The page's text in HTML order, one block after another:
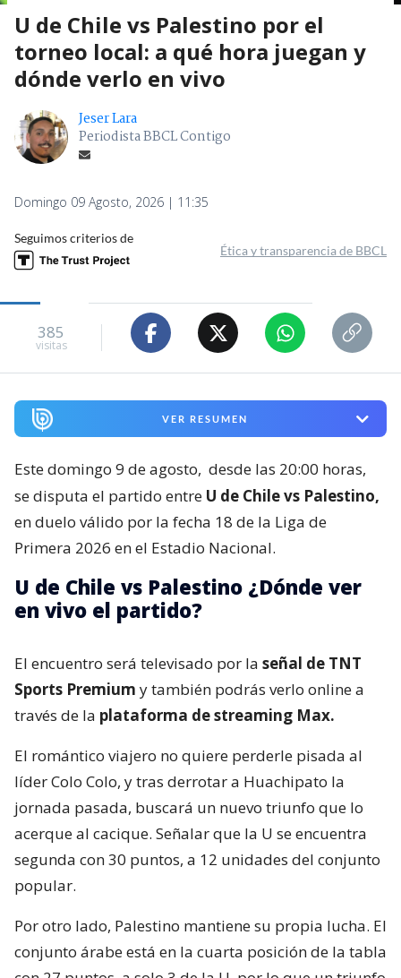
U de Chile vs Palestino por el
torneo local: a qué hora juegan y
dónde verlo en vivo
Jeser Lara
Periodista BBCL Contigo
Domingo 09 Agosto, 2026 | 11:35
Seguimos criterios de
Ética y transparencia de BBCL
385
visitas
VER RESUMEN
Este domingo 9 de agosto, desde las 20:00 horas,
se disputa el partido entre U de Chile vs Palestino,
en duelo válido por la fecha 18 de la Liga de
Primera 2026 en el Estadio Nacional.
U de Chile vs Palestino ¿Dónde ver
en vivo el partido?
El encuentro será televisado por la señal de TNT
Sports Premium y también podrás verlo online a
través de la plataforma de streaming Max.
El romántico viajero no quiere perderle pisada al
líder Colo Colo, y tras derrotar a Huachipato la
jornada pasada, buscará un nuevo triunfo que lo
acerque al cacique. Señalar que la U se encuentra
segunda con 30 puntos, a 12 unidades del conjunto
popular.
Por otro lado, Palestino mantiene su propia lucha. El
conjunto árabe está en la cuarta posición de la tabla